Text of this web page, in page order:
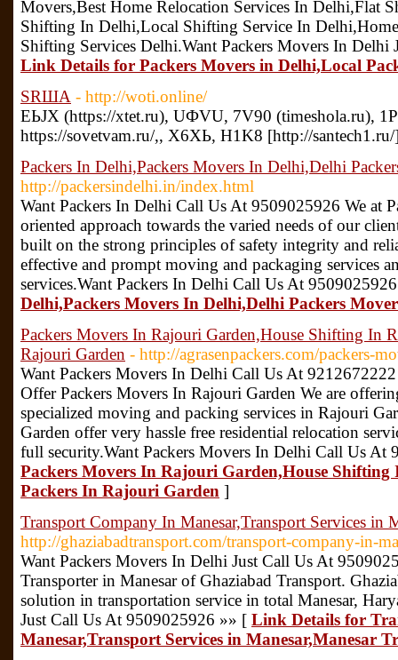
Movers,Best Home Relocation Services In Delhi,Flat
Shifting In Delhi,Local Shifting Service In
Shifting Services Delhi.Want Packers Movers In
Link Details for Packers Movers in Delhi,Local
SRША - http://woti.online/
EЬJХ (https://xtet.ru), UФVU, 7V90 (timeshola.ru),
https://sovetvam.ru/,, X6ХЬ, Н1K8 [http://
Packers In Delhi,Packers Movers In Delhi,Delhi
http://packersindelhi.in/index.html
Want Packers In Delhi Call Us At 9509025926 We at
oriented approach towards the varied needs of our
built on the strong principles of safety integrity and
effective and prompt moving and packaging services
services.Want Packers In Delhi Call Us At
Delhi,Packers Movers In Delhi,Delhi Packers
Packers Movers In Rajouri Garden,House Shifting In
Rajouri Garden - http://agrasenpackers.com/packers-
Want Packers Movers In Delhi Call Us At
Offer Packers Movers In Rajouri Garden We are
specialized moving and packing services in Rajouri
Garden offer very hassle free residential relocation
full security.Want Packers Movers In Delhi Call Us
Packers Movers In Rajouri Garden,House
Packers In Rajouri Garden ]
Transport Company In Manesar,Transport Services in
http://ghaziabadtransport.com/transport-company-in-
Want Packers Movers In Delhi Just Call Us At
Transporter in Manesar of Ghaziabad Transport.
solution in transportation service in total Manesar,
Just Call Us At 9509025926 »» [ Link Details for
Manesar,Transport Services in Manesar,Manesar